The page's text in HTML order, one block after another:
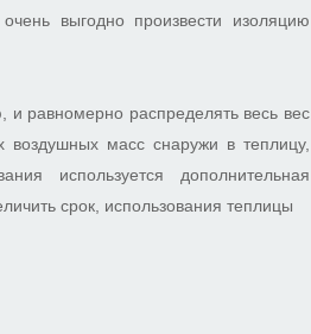
выгодно произвести изоляцию
равномерно распределять весь вес
воздушных масс снаружи в теплицу,
используется дополнительная
срок, использования теплицы